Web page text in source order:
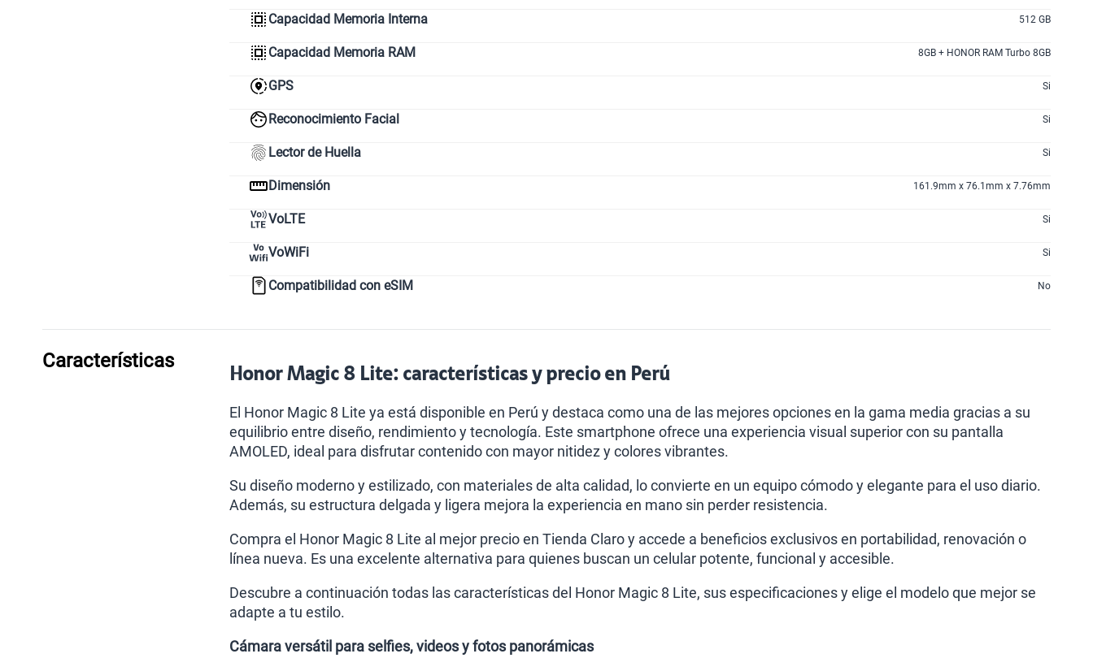
Capacidad Memoria Interna 512 GB
Capacidad Memoria RAM 8GB + HONOR RAM Turbo 8GB
GPS Si
Reconocimiento Facial Si
Lector de Huella Si
Dimensión 161.9mm x 76.1mm x 7.76mm
VoLTE Si
VoWiFi Si
Compatibilidad con eSIM No
Características
Honor Magic 8 Lite: características y precio en Perú
El Honor Magic 8 Lite ya está disponible en Perú y destaca como una de las mejores opciones en la gama media gracias a su
equilibrio entre diseño, rendimiento y tecnología. Este smartphone ofrece una experiencia visual superior con su pantalla
AMOLED, ideal para disfrutar contenido con mayor nitidez y colores vibrantes.
Su diseño moderno y estilizado, con materiales de alta calidad, lo convierte en un equipo cómodo y elegante para el uso diario.
Además, su estructura delgada y ligera mejora la experiencia en mano sin perder resistencia.
Compra el Honor Magic 8 Lite al mejor precio en Tienda Claro y accede a beneficios exclusivos en portabilidad, renovación o
línea nueva. Es una excelente alternativa para quienes buscan un celular potente, funcional y accesible.
Descubre a continuación todas las características del Honor Magic 8 Lite, sus especificaciones y elige el modelo que mejor se
adapte a tu estilo.
Cámara versátil para selfies, videos y fotos panorámicas